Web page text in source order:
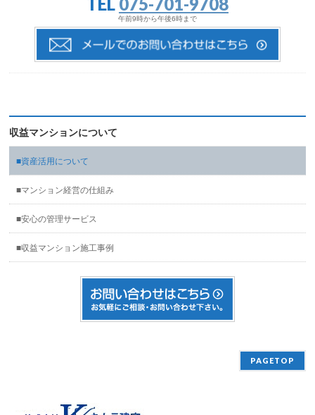
午前9時から午後6時まで
収益マンションについて
■資産活用について
■マンション経営の仕組み
■安心の管理サービス
■収益マンション施工事例
PAGETOP